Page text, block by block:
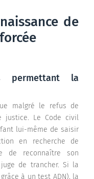
de
permettant la
malgré le refus de
justice. Le Code civil
lui-même de saisir
en recherche de
de reconnaître son
de trancher. Si la
à un test ADN), la